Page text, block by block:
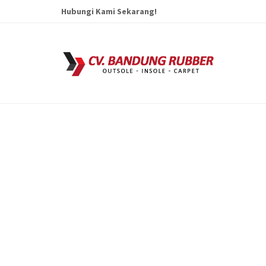
Hubungi Kami Sekarang!